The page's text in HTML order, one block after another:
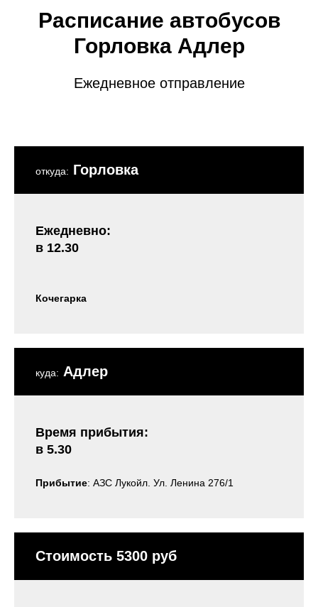
Расписание автобусов
Горловка Адлер
Ежедневное отправление
откуда: Горловка
Ежедневно:
в 12.30
Кочегарка
куда: Адлер
Время прибытия:
в 5.30
Прибытие: АЗС Лукойл. Ул. Ленина 276/1
Стоимость 5300 руб